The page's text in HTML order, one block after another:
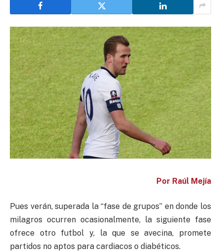
Por Raúl Mejía
Pues verán, superada la “fase de grupos” en donde los
milagros ocurren ocasionalmente, la siguiente fase
ofrece otro futbol y, la que se avecina, promete
partidos no aptos para cardiacos o diabéticos.